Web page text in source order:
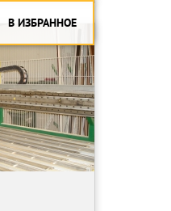
В ИЗБРАННОЕ